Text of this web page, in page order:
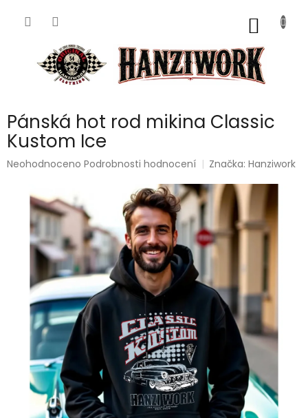
Pánská hot rod mikina Classic
Kustom Ice
Průměrné
hvězdiček.
Neohodnoceno Podrobnosti hodnocení Značka:Hanziwork